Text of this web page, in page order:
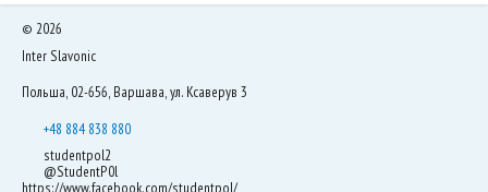
© 2026
Inter Slavonic
Польша, 02-656, Варшава, ул. Ксаверув 3
+48 884 838 880
studentpol2
@StudentP0l
https://www.facebook.com/studentpol/